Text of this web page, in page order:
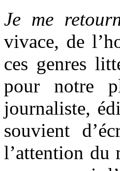
Je me
vivace, de
ces genres
pour notre
journaliste,
souvient
l’attention du